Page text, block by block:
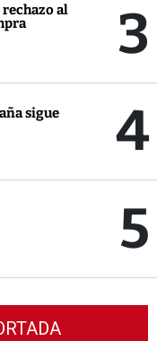
rechazo al
3
sigue
4
5